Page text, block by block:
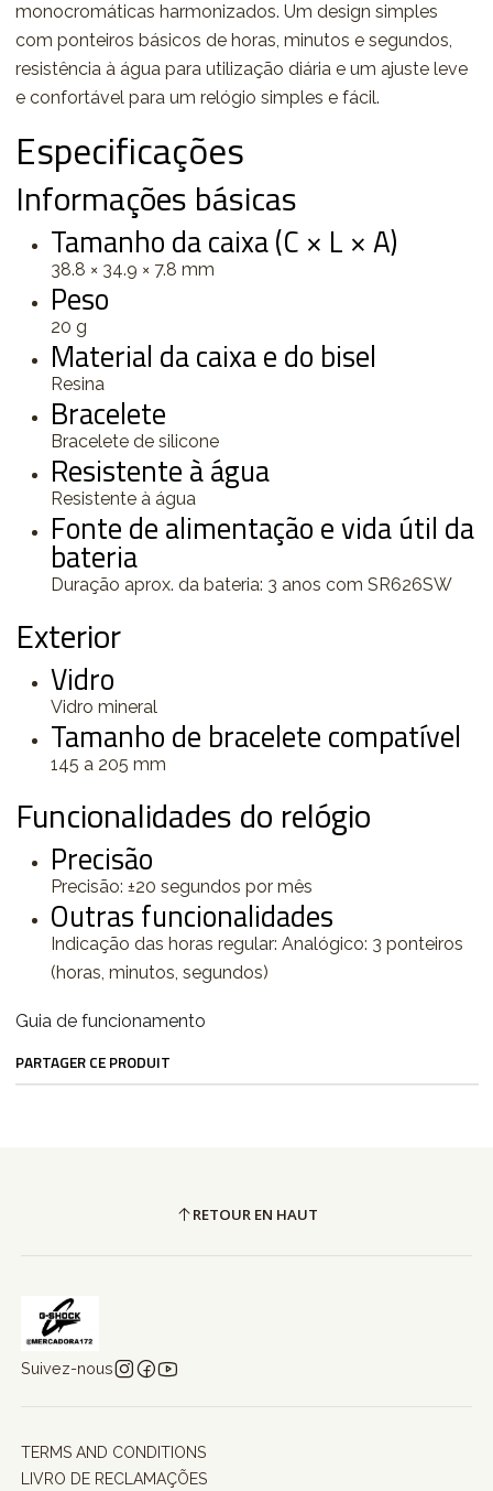
monocromáticas harmonizados. Um design simples
com ponteiros básicos de horas, minutos e segundos,
resistência à água para utilização diária e um ajuste leve
e confortável para um relógio simples e fácil.
Especificações
Informações básicas
Tamanho da caixa (C × L × A)
38.8 × 34.9 × 7.8 mm
Peso
20 g
Material da caixa e do bisel
Resina
Bracelete
Bracelete de silicone
Resistente à água
Resistente à água
Fonte de alimentação e vida útil da
bateria
Duração aprox. da bateria: 3 anos com SR626SW
Exterior
Vidro
Vidro mineral
Tamanho de bracelete compatível
145 a 205 mm
Funcionalidades do relógio
Precisão
Precisão: ±20 segundos por mês
Outras funcionalidades
Indicação das horas regular: Analógico: 3 ponteiros
(horas, minutos, segundos)
Guia de funcionamento
PARTAGER CE PRODUIT
RETOUR EN HAUT
Suivez-nous
TERMS AND CONDITIONS
LIVRO DE RECLAMAÇÕES